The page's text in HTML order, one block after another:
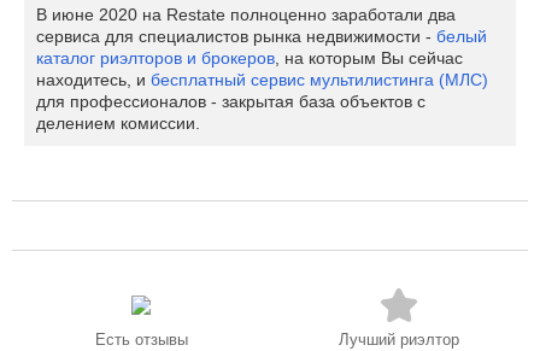
В июне 2020 на Restate полноценно заработали два
сервиса для специалистов рынка недвижимости - белый
каталог риэлторов и брокеров , на которым Вы сейчас
находитесь, и бесплатный сервис мультилистинга (МЛС)
для профессионалов - закрытая база объектов с
делением комиссии.
Есть отзывы
Лучший риэлтор